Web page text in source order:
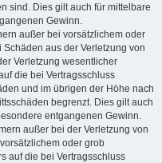
sind. Dies gilt auch für mittelbare
Gewinn.
außer bei vorsätzlichem oder
aus der Verletzung von
Verletzung wesentlicher
die bei Vertragsschluss
und im übrigen der Höhe nach
begrenzt. Dies gilt auch
entgangenen Gewinn.
außer bei der Verletzung von
oder grob
auf die bei Vertragsschluss